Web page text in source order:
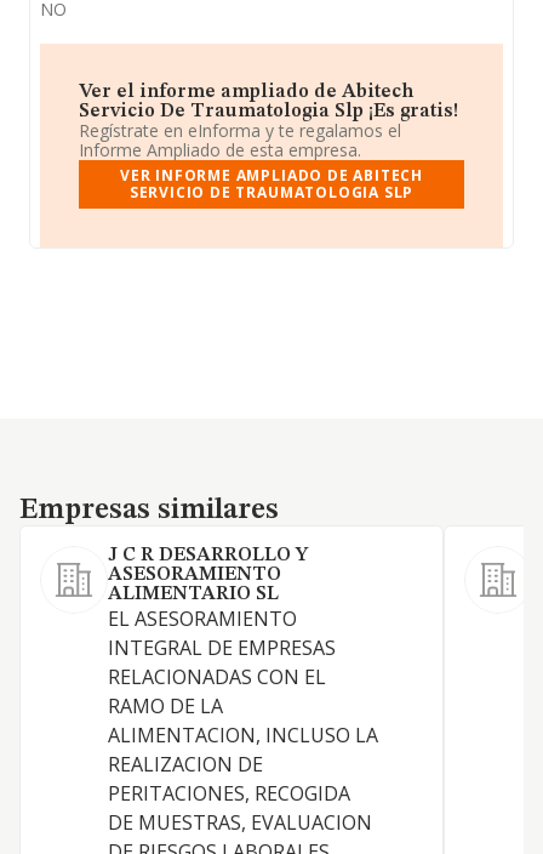
NO
Ver el informe ampliado de Abitech
Servicio De Traumatologia Slp ¡Es gratis!
Regístrate en eInforma y te regalamos el
Informe Ampliado de esta empresa.
VER INFORME AMPLIADO DE ABITECH
SERVICIO DE TRAUMATOLOGIA SLP
Empresas similares
Empresas similares
J C R DESARROLLO Y
ASESORAMIENTO
ALIMENTARIO SL
EL ASESORAMIENTO
INTEGRAL DE EMPRESAS
RELACIONADAS CON EL
RAMO DE LA
ALIMENTACION, INCLUSO LA
REALIZACION DE
PERITACIONES, RECOGIDA
DE MUESTRAS, EVALUACION